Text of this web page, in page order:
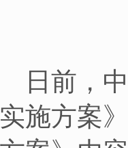
前，中
施方案